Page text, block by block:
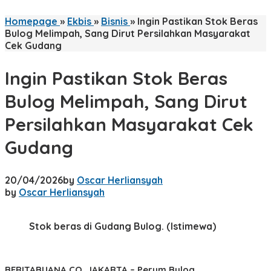
Homepage » Ekbis » Bisnis » Ingin Pastikan Stok Beras
Bulog Melimpah, Sang Dirut Persilahkan Masyarakat
Cek Gudang
Ingin Pastikan Stok Beras
Bulog Melimpah, Sang Dirut
Persilahkan Masyarakat Cek
Gudang
20/04/2026by Oscar Herliansyah
by Oscar Herliansyah
Stok beras di Gudang Bulog. (Istimewa)